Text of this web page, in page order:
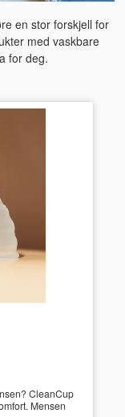
en stor forskjell for
med vaskbare
for deg.
CleanCup
Mensen